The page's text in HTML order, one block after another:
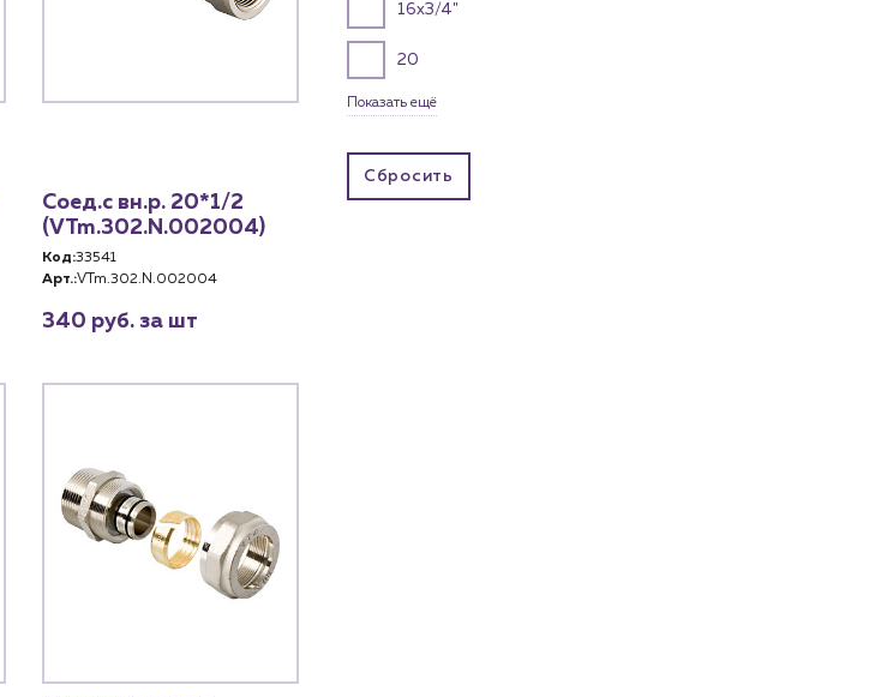
Соед.с вн.р. 20*1/2
(VTm.302.N.002004)
Код:33541
Арт.:VTm.302.N.002004
340 руб. за шт
16x3/4"
20
Показать ещё
Сбросить